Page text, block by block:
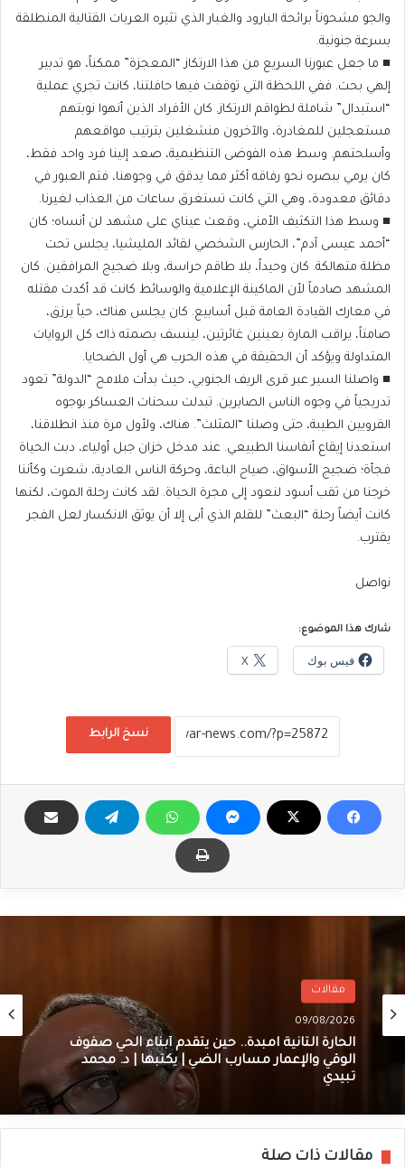
والجو مشحوناً برائحة البارود والغبار الذي تثيره العربات القتالية المنطلقة
بسرعة جنونية.
​■ ما جعل عبورنا السريع من هذا الارتكاز “المعجزة” ممكناً، هو تدبير
إلهي بحت. ففي اللحظة التي توقفت فيها حافلتنا، كانت تجري عملية
“استبدال” شاملة لطواقم الارتكاز. كان الأفراد الذين أنهوا نوبتهم
مستعجلين للمغادرة، والآخرون منشغلين بترتيب مواقعهم
وأسلحتهم. وسط هذه الفوضى التنظيمية، صعد إلينا فرد واحد فقط،
كان يرمي ببصره نحو رفاقه أكثر مما يدقق في وجوهنا، فتم العبور في
دقائق معدودة، وهي التي كانت تستغرق ساعات من العذاب لغيرنا.
​■ وسط هذا التكثيف الأمني، وقعت عيناي على مشهد لن أنساه؛ كان
“أحمد عيسى آدم”، الحارس الشخصي لقائد المليشيا، يجلس تحت
مظلة متهالكة. كان وحيداً، بلا طاقم حراسة، وبلا ضجيج المرافقين. كان
المشهد صادماً لأن الماكينة الإعلامية والوسائط كانت قد أكدت مقتله
في معارك القيادة العامة قبل أسابيع. كان يجلس هناك، حياً يرزق،
صامتاً، يراقب المارة بعينين غائرتين، لينسف بصمته ذاك كل الروايات
المتداولة ويؤكد أن الحقيقة في هذه الحرب هي أول الضحايا.
​■ واصلنا السير عبر قرى الريف الجنوبي، حيث بدأت ملامح “الدولة” تعود
تدريجياً في وجوه الناس الصابرين. تبدلت سحنات العساكر بوجوه
القرويين الطيبة، حتى وصلنا “المثلث”. هناك، ولأول مرة منذ انطلاقنا،
استعدنا إيقاع أنفاسنا الطبيعي. عند مدخل خزان جبل أولياء، دبت الحياة
فجأة؛ ضجيج الأسواق، صياح الباعة، وحركة الناس العادية، شعرت وكأننا
خرجنا من ثقب أسود لنعود إلى مجرة الحياة. لقد كانت رحلة الموت، لكنها
كانت أيضاً رحلة “البعث” للقلم الذي أبى إلا أن يوثق الانكسار لعل الفجر
يقترب.
​نواصل
شارك هذا الموضوع:
فيس بوك X
نسخ الرابط
مقالات
09/08/2026
الحارة الثانية امبدة.. حين يتقدم أبناء الحي صفوف
الوقي والإعمار مسارب الضي | يكتبها | د. محمد
تبيدي
مقالات ذات صلة